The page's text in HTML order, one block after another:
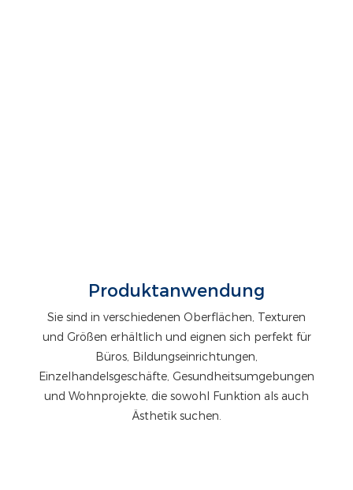
Produktanwendung
Sie sind in verschiedenen Oberflächen, Texturen
und Größen erhältlich und eignen sich perfekt für
Büros, Bildungseinrichtungen,
Einzelhandelsgeschäfte, Gesundheitsumgebungen
und Wohnprojekte, die sowohl Funktion als auch
Ästhetik suchen.